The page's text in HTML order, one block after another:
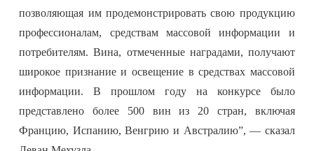
позволяющая им продемонстрировать свою продукцию
профессионалам, средствам массовой информации и
потребителям. Вина, отмеченные наградами, получают
широкое признание и освещение в средствах массовой
информации. В прошлом году на конкурсе было
представлено более 500 вин из 20 стран, включая
Францию, Испанию, Венгрию и Австралию”, — сказал